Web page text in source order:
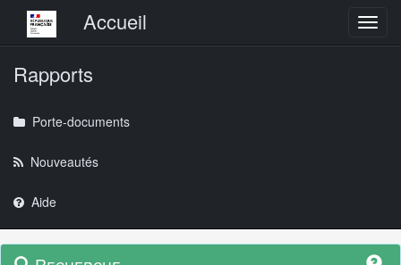
Menu principalAccueil
Rapports
Porte-documents
Nouveautés
Aide
Navigation
Menu